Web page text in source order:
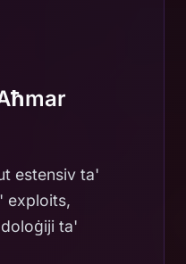
estensiv ta'
exploits,
ta'